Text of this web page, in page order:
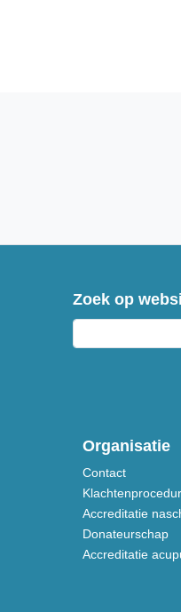
Zoek op
Organisatie
Contact
Accreditatie
Donateurschap
Accreditatie